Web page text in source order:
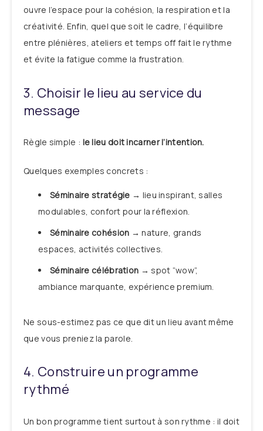
ouvre l’espace pour la cohésion, la respiration et la
créativité. Enfin, quel que soit le cadre, l’équilibre
entre plénières, ateliers et temps off fait le rythme
et évite la fatigue comme la frustration.
3. Choisir le lieu au service du
message
Règle simple : le lieu doit incarner l’intention.
Quelques exemples concrets :
Séminaire stratégie → lieu inspirant, salles
modulables, confort pour la réflexion.
Séminaire cohésion → nature, grands
espaces, activités collectives.
Séminaire célébration → spot “wow”,
ambiance marquante, expérience premium.
Ne sous-estimez pas ce que dit un lieu avant même
que vous preniez la parole.
4. Construire un programme
rythmé
Un bon programme tient surtout à son rythme : il doit